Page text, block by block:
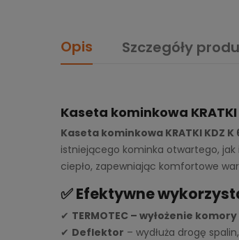
Opis Szczegóły
Kaseta kominkowa
Kaseta kominkowa KRATKI KDZ K
istniejącego kominka otwartego, jak
ciepło, zapewniając komfortowe
✅ Efektywne
✔ TERMOTEC – wyłożenie
✔ Deflektor – wydłuża drogę